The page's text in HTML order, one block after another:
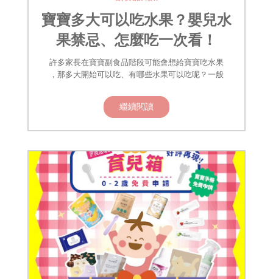
寶寶多大可以吃水果？嬰兒水
果禁忌、怎麼吃一次看！
許多家長在寶寶副食品階段可能會想給寶寶吃水果
，那多大開始可以吃、有哪些水果可以吃呢？一般
繼續閱讀